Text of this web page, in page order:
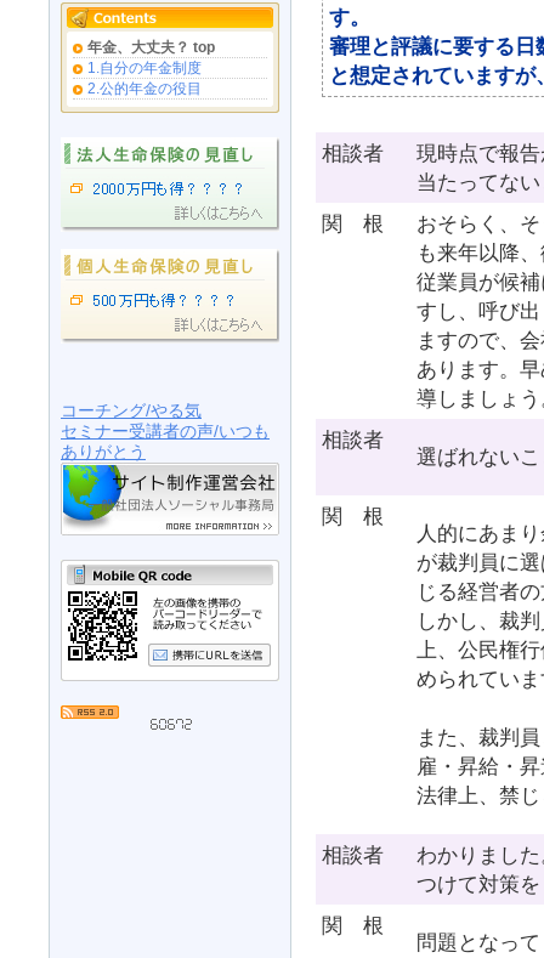
年金、大丈夫？ top
1.自分の年金制度
2.公的年金の役目
コーチング/やる気
セミナー受講者の声/いつも
ありがとう
す。
審理と評議に要する日
と想定されています
相談者
現時点で報
当たってな
関 根
おそらく、
も来年以降
従業員が候
すし、呼び
ますので、
あります。
導しましょ
相談者
選ばれない
関 根
人的にあま
が裁判員に
じる経営者
しかし、裁
上、公民権
められてい
また、裁判
雇・昇給・
法律上、禁
相談者
わかりまし
つけて対策
関 根
問題となっ